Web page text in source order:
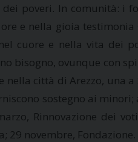
poveri. In comunità:
e nella gioia
cuore e nella vita dei
bisogno, ovunque con
città di Arezzo, una
sostegno ai
Rinnovazione dei
29 novembre, Fondazione.